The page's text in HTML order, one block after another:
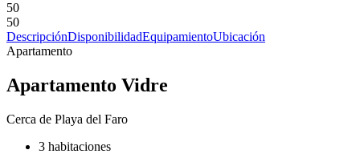
50
50
DescripciónDisponibilidadEquipamientoUbicación
Apartamento
Apartamento Vidre
Cerca de Playa del Faro
3 habitaciones